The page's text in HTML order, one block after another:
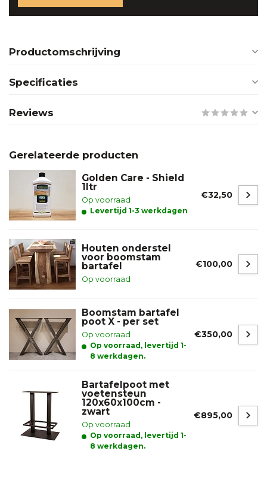
Productomschrijving
Specificaties
Reviews
Gerelateerde producten
Golden Care - Shield
1ltr
Op voorraad
Levertijd 1-3 werkdagen
€32,50
Houten onderstel
voor boomstam
bartafel
Op voorraad
€100,00
Boomstam bartafel
poot X - per set
Op voorraad
Op voorraad, levertijd 1-
8 werkdagen.
€350,00
Bartafelpoot met
voetensteun
120x60x100cm -
zwart
Op voorraad
Op voorraad, levertijd 1-
8 werkdagen.
€895,00